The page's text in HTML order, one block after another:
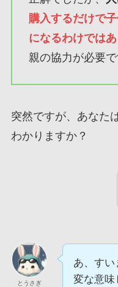
購入するだけで
になるわけでは
親の協力が必要で
突然ですが、あなた
わかりますか？
とうさぎ
あ、すい
変な意味